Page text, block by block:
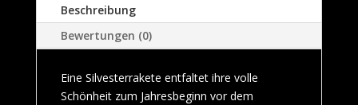
Beschreibung
Bewertungen (0)
Eine Silvesterrakete entfaltet ihre volle
Schönheit zum Jahresbeginn vor dem